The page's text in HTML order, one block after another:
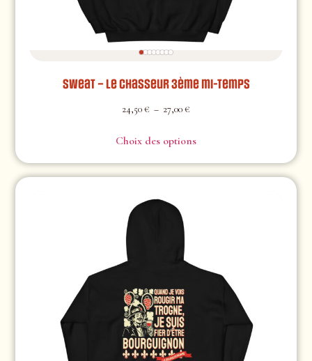
Sweat – Le Chasseur 3ème mi-temps
24,50€ – 27,00€
Choix des options